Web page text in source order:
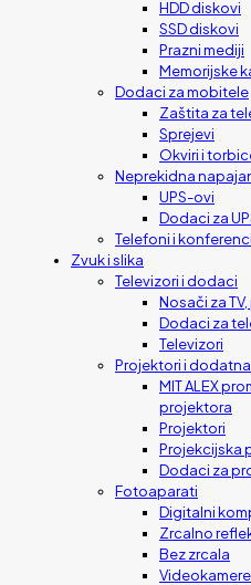
HDD diskovi
SSD diskovi
Prazni mediji
Memorijske
Dodaci za mobitele
Zaštita za
Sprejevi
Okviri i
Neprekidna
UPS-ovi
Dodaci za
Telefoni i
Zvuk i slika
Televizori i dodaci
Nosači za
Dodaci za
Televizori
Projektori i
MIT ALEX
projektora
Projektori
Projekcijska
Dodaci za
Fotoaparati
Digitalni
Zrcalno
Bez zrcala
Videokamere